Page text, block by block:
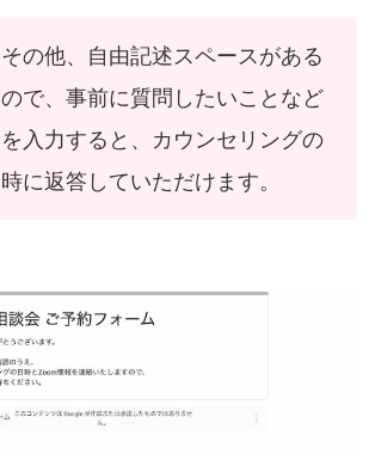
その他、自由記述スペースがある
ので、事前に質問したいことなど
を入力すると、カウンセリングの
時に返答していただけます。